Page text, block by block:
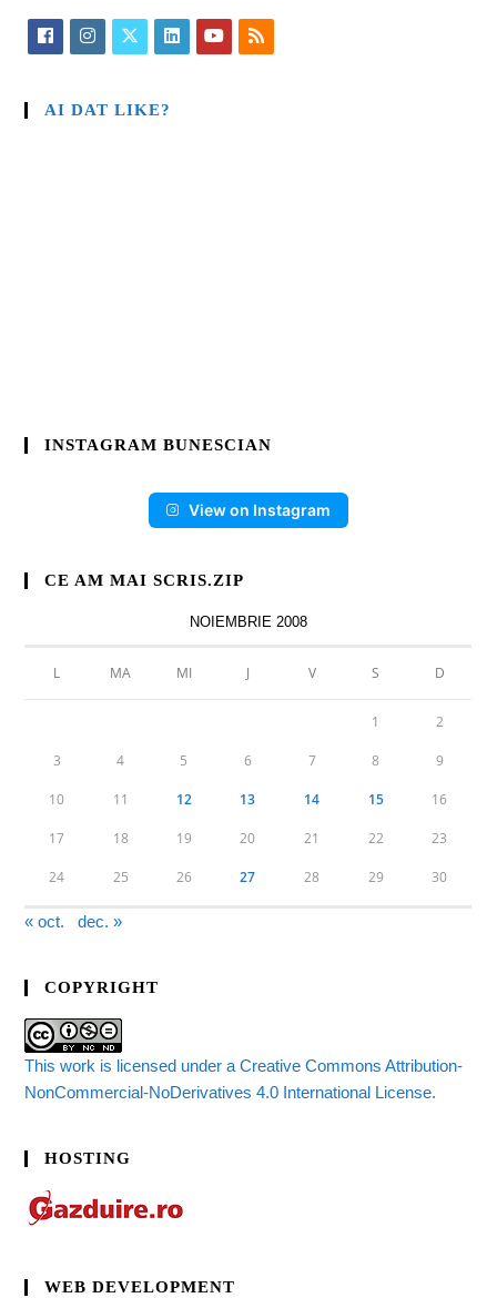
AI DAT LIKE?
INSTAGRAM BUNESCIAN
View on Instagram
CE AM MAI SCRIS.ZIP
NOIEMBRIE 2008
L MA MI J V S D
1 2
3 4 5 6 7 8 9
10 11 12 13 14 15 16
17 18 19 20 21 22 23
24 25 26 27 28 29 30
« oct. dec. »
COPYRIGHT
This work is licensed under a Creative Commons Attribution-
NonCommercial-NoDerivatives 4.0 International License.
HOSTING
WEB DEVELOPMENT